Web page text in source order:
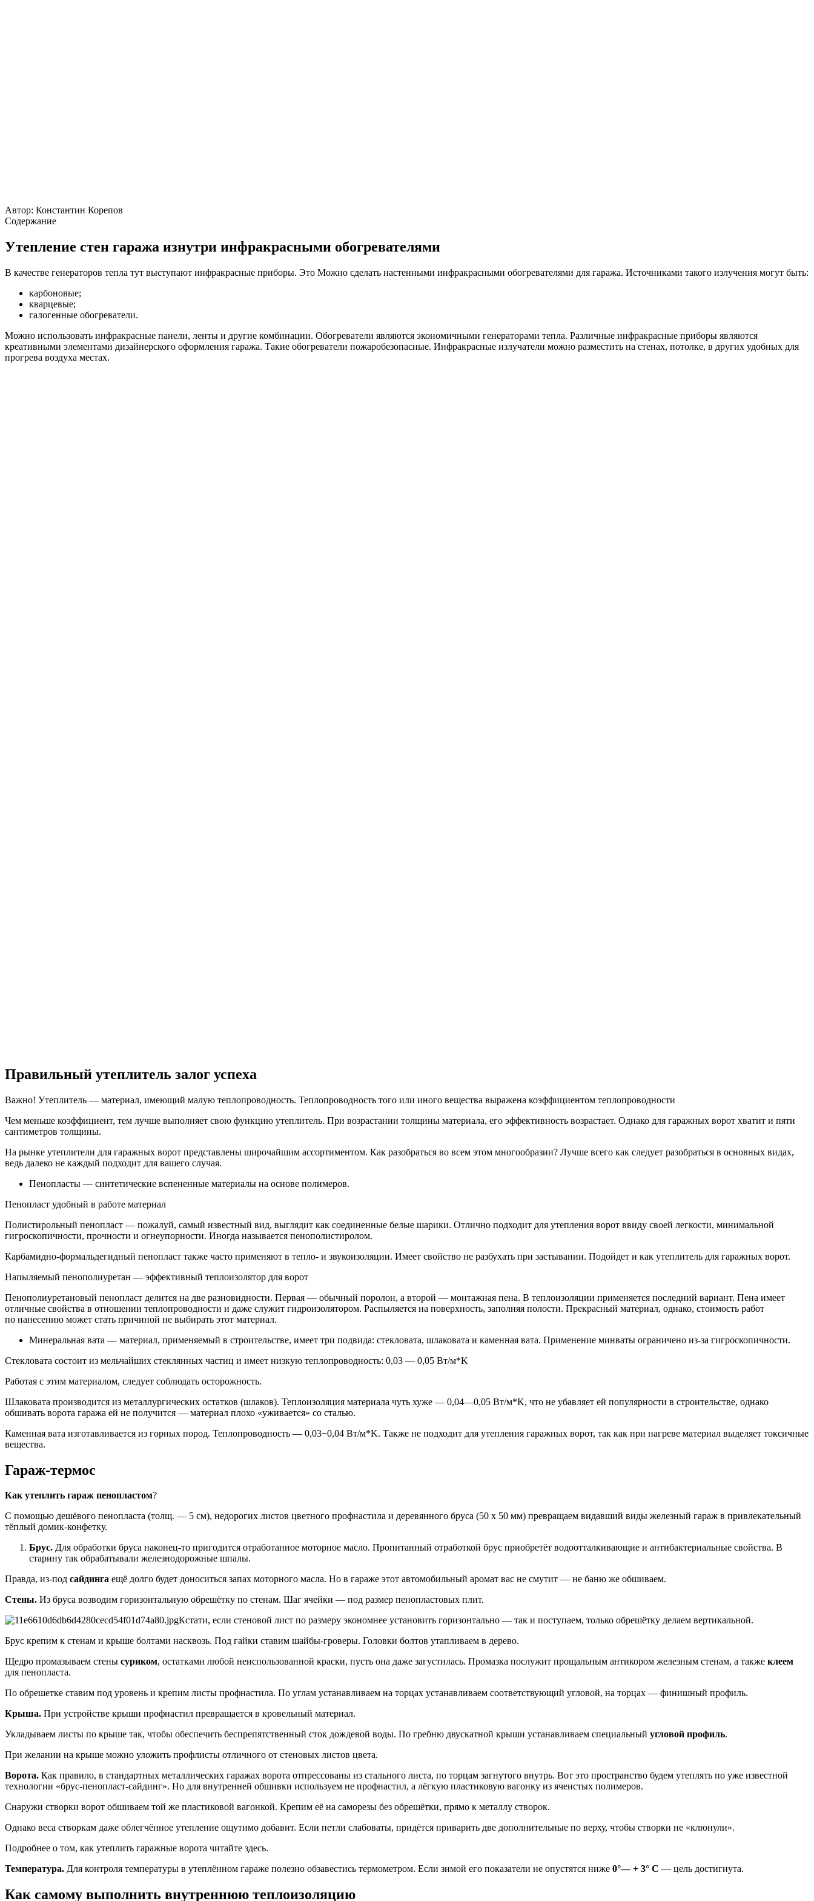
Автор: Константин Корепов
Содержание
Утепление стен гаража изнутри инфракрасными обогревателями
В качестве генераторов тепла тут выступают инфракрасные приборы. Это Можно сделать настенными инфракрасными обогревателями для гаража. Источниками такого излучения могут быть:
карбоновые;
кварцевые;
галогенные обогреватели.
Можно использовать инфракрасные панели, ленты и другие комбинации. Обогреватели являются экономичными генераторами тепла. Различные инфракрасные приборы являются
креативными элементами дизайнерского оформления гаража. Такие обогреватели пожаробезопасные. Инфракрасные излучатели можно разместить на стенах, потолке, в других удобных для
прогрева воздуха местах.
Правильный утеплитель залог успеха
Важно! Утеплитель — материал, имеющий малую теплопроводность. Теплопроводность того или иного вещества выражена коэффициентом теплопроводности
Чем меньше коэффициент, тем лучше выполняет свою функцию утеплитель. При возрастании толщины материала, его эффективность возрастает. Однако для гаражных ворот хватит и пяти
сантиметров толщины.
На рынке утеплители для гаражных ворот представлены широчайшим ассортиментом. Как разобраться во всем этом многообразии? Лучше всего как следует разобраться в основных видах,
ведь далеко не каждый подходит для вашего случая.
Пенопласты — синтетические вспененные материалы на основе полимеров.
Пенопласт удобный в работе материал
Полистирольный пенопласт — пожалуй, самый известный вид, выглядит как соединенные белые шарики. Отлично подходит для утепления ворот ввиду своей легкости, минимальной
гигроскопичности, прочности и огнеупорности. Иногда называется пенополистиролом.
Карбамидно-формальдегидный пенопласт также часто применяют в тепло- и звукоизоляции. Имеет свойство не разбухать при застывании. Подойдет и как утеплитель для гаражных ворот.
Напыляемый пенополиуретан — эффективный теплоизолятор для ворот
Пенополиуретановый пенопласт делится на две разновидности. Первая — обычный поролон, а второй — монтажная пена. В теплоизоляции применяется последний вариант. Пена имеет
отличные свойства в отношении теплопроводности и даже служит гидроизолятором. Распыляется на поверхность, заполняя полости. Прекрасный материал, однако, стоимость работ
по нанесению может стать причиной не выбирать этот материал.
Минеральная вата — материал, применяемый в строительстве, имеет три подвида: стекловата, шлаковата и каменная вата. Применение минваты ограничено из-за гигроскопичности.
Стекловата состоит из мельчайших стеклянных частиц и имеет низкую теплопроводность: 0,03 — 0,05 Вт/м*K
Работая с этим материалом, следует соблюдать осторожность.
Шлаковата производится из металлургических остатков (шлаков). Теплоизоляция материала чуть хуже — 0,04—0,05 Вт/м*K, что не убавляет ей популярности в строительстве, однако
обшивать ворота гаража ей не получится — материал плохо «уживается» со сталью.
Каменная вата изготавливается из горных пород. Теплопроводность — 0,03−0,04 Вт/м*K. Также не подходит для утепления гаражных ворот, так как при нагреве материал выделяет токсичные
вещества.
Гараж-термос
Как утеплить гараж пенопластом?
С помощью дешёвого пенопласта (толщ. — 5 см), недорогих листов цветного профнастила и деревянного бруса (50 х 50 мм) превращаем видавший виды железный гараж в привлекательный
тёплый домик-конфетку.
Брус. Для обработки бруса наконец-то пригодится отработанное моторное масло. Пропитанный отработкой брус приобретёт водоотталкивающие и антибактериальные свойства. В
старину так обрабатывали железнодорожные шпалы.
Правда, из-под сайдинга ещё долго будет доноситься запах моторного масла. Но в гараже этот автомобильный аромат вас не смутит — не баню же обшиваем.
Стены. Из бруса возводим горизонтальную обрешётку по стенам. Шаг ячейки — под размер пенопластовых плит.
Кстати, если стеновой лист по размеру экономнее установить горизонтально — так и поступаем, только обрешётку делаем вертикальной.
Брус крепим к стенам и крыше болтами насквозь. Под гайки ставим шайбы-гроверы. Головки болтов утапливаем в дерево.
Щедро промазываем стены суриком, остатками любой неиспользованной краски, пусть она даже загустилась. Промазка послужит прощальным антикором железным стенам, а также клеем
для пенопласта.
По обрешетке ставим под уровень и крепим листы профнастила. По углам устанавливаем на торцах устанавливаем соответствующий угловой, на торцах — финишный профиль.
Крыша. При устройстве крыши профнастил превращается в кровельный материал.
Укладываем листы по крыше так, чтобы обеспечить беспрепятственный сток дождевой воды. По гребню двускатной крыши устанавливаем специальный угловой профиль.
При желании на крыше можно уложить профлисты отличного от стеновых листов цвета.
Ворота. Как правило, в стандартных металлических гаражах ворота отпрессованы из стального листа, по торцам загнутого внутрь. Вот это пространство будем утеплять по уже известной
технологии «брус-пенопласт-сайдинг». Но для внутренней обшивки используем не профнастил, а лёгкую пластиковую вагонку из ячеистых полимеров.
Снаружи створки ворот обшиваем той же пластиковой вагонкой. Крепим её на саморезы без обрешётки, прямо к металлу створок.
Однако веса створкам даже облегчённое утепление ощутимо добавит. Если петли слабоваты, придётся приварить две дополнительные по верху, чтобы створки не «клюнули».
Подробнее о том, как утеплить гаражные ворота читайте здесь.
Температура. Для контроля температуры в утеплённом гараже полезно обзавестись термометром. Если зимой его показатели не опустятся ниже 0°— + 3° С — цель достигнута.
Как самому выполнить внутреннюю теплоизоляцию